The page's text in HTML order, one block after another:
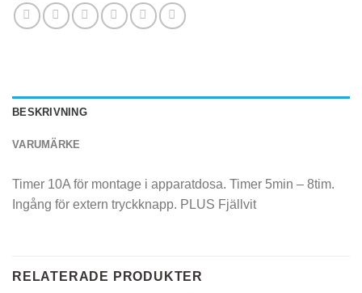
BESKRIVNING
VARUMÄRKE
Timer 10A för montage i apparatdosa. Timer 5min – 8tim.
Ingång för extern tryckknapp. PLUS Fjällvit
RELATERADE PRODUKTER